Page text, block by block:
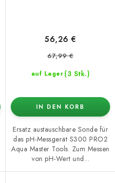
auf Lager (3 Stk.)
56,26 €
67,99 €
IN DEN KORB
Ersatz austauschbare Sonde für
das pH-Messgerät S300 PRO2
Aqua Master Tools. Zum Messen
von pH-Wert und...